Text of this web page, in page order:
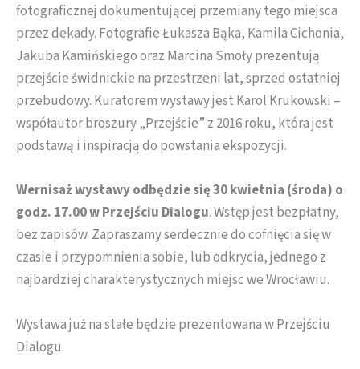
fotograficznej dokumentującej przemiany tego miejsca
przez dekady. Fotografie Łukasza Bąka, Kamila Cichonia,
Jakuba Kamińskiego oraz Marcina Smoły prezentują
przejście świdnickie na przestrzeni lat, sprzed ostatniej
przebudowy. Kuratorem wystawy jest Karol Krukowski –
współautor broszury „Przejście” z 2016 roku, która jest
podstawą i inspiracją do powstania ekspozycji.
Wernisaż wystawy odbędzie się 30 kwietnia (środa) o
godz. 17.00 w Przejściu Dialogu. Wstęp jest bezpłatny,
bez zapisów. Zapraszamy serdecznie do cofnięcia się w
czasie i przypomnienia sobie, lub odkrycia, jednego z
najbardziej charakterystycznych miejsc we Wrocławiu.
Wystawa już na stałe będzie prezentowana w Przejściu
Dialogu.